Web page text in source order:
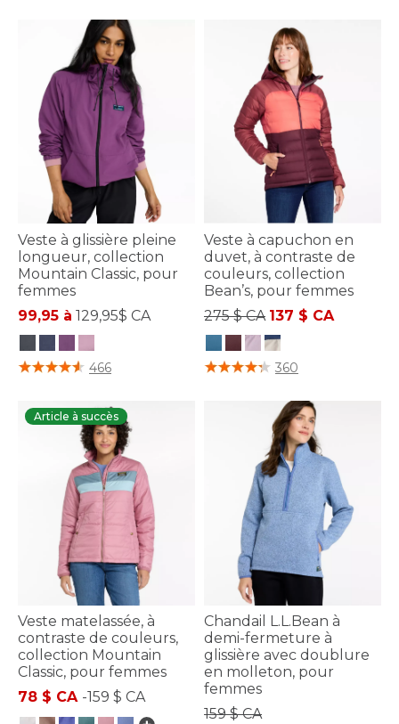
Veste à glissière pleine
longueur, collection
Mountain Classic, pour
femmes
99,95 à 129,95$ CA
4 sur 5 Évaluation des clients
466
Veste à capuchon en
duvet, à contraste de
couleurs, collection
Bean’s, pour femmes
Prix réduit de
275 $ CAà137 $ CA
4,8 sur 5 Évaluation des clients
360
Article à succès
Veste matelassée, à
contraste de couleurs,
collection Mountain
Classic, pour femmes
78 $ CA -159 $ CA
Chandail L.L.Bean à
demi-fermeture à
glissière avec doublure
en molleton, pour
femmes
159 $ CA